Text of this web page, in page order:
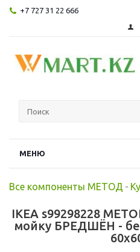
+7 727 31 22 666
МЕНЮ
Все компоненты МЕТОД -
IKEA s99298228
мойку БРЕДШЁН -